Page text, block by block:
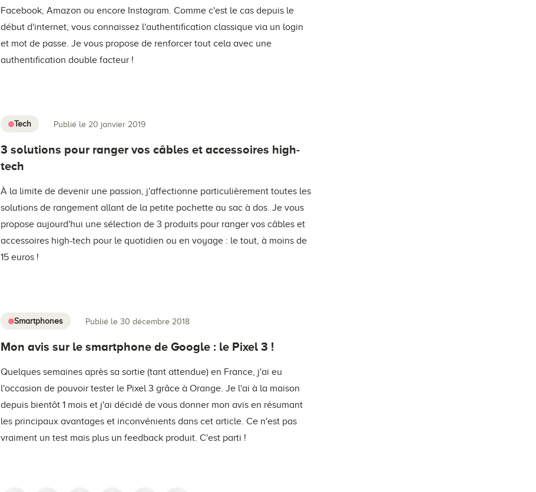
Facebook, Amazon ou encore Instagram. Comme c'est le cas depuis le
début d'internet, vous connaissez l'authentification classique via un login
et mot de passe. Je vous propose de renforcer tout cela avec une
authentification double facteur !
Tech Publié le 20 janvier 2019
3 solutions pour ranger vos câbles et accessoires high-
tech
À la limite de devenir une passion, j'affectionne particulièrement toutes les
solutions de rangement allant de la petite pochette au sac à dos. Je vous
propose aujourd'hui une sélection de 3 produits pour ranger vos câbles et
accessoires high-tech pour le quotidien ou en voyage : le tout, à moins de
15 euros !
Smartphones Publié le 30 décembre 2018
Mon avis sur le smartphone de Google : le Pixel 3 !
Quelques semaines après sa sortie (tant attendue) en France, j'ai eu
l'occasion de pouvoir tester le Pixel 3 grâce à Orange. Je l'ai à la maison
depuis bientôt 1 mois et j'ai décidé de vous donner mon avis en résumant
les principaux avantages et inconvénients dans cet article. Ce n'est pas
vraiment un test mais plus un feedback produit. C'est parti !